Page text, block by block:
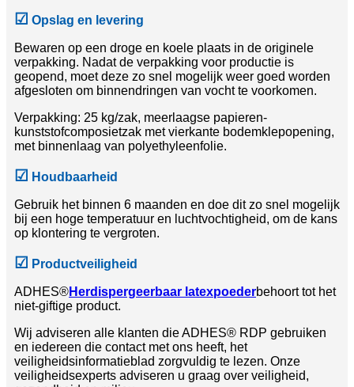
☑ Opslag en levering
Bewaren op een droge en koele plaats in de originele
verpakking. Nadat de verpakking voor productie is
geopend, moet deze zo snel mogelijk weer goed worden
afgesloten om binnendringen van vocht te voorkomen.
Verpakking: 25 kg/zak, meerlaagse papieren-
kunststofcomposietzak met vierkante bodemklepopening,
met binnenlaag van polyethyleenfolie.
☑ Houdbaarheid
Gebruik het binnen 6 maanden en doe dit zo snel mogelijk
bij een hoge temperatuur en luchtvochtigheid, om de kans
op klontering te vergroten.
☑ Productveiligheid
ADHES®Herdispergeerbaar latexpoederbehoort tot het
niet-giftige product.
Wij adviseren alle klanten die ADHES® RDP gebruiken
en iedereen die contact met ons heeft, het
veiligheidsinformatieblad zorgvuldig te lezen. Onze
veiligheidsexperts adviseren u graag over veiligheid,